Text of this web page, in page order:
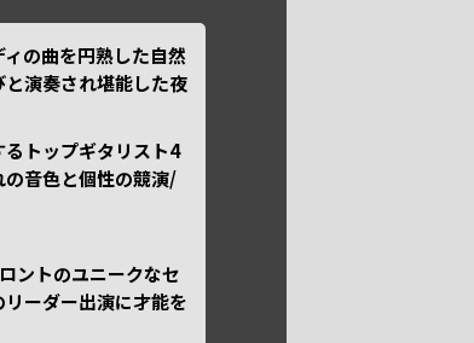
の曲を円熟した自然
演奏され堪能した夜
るトップギタリスト4
の音色と個性の競演/
ントのユニークなセ
ーダー出演に才能を